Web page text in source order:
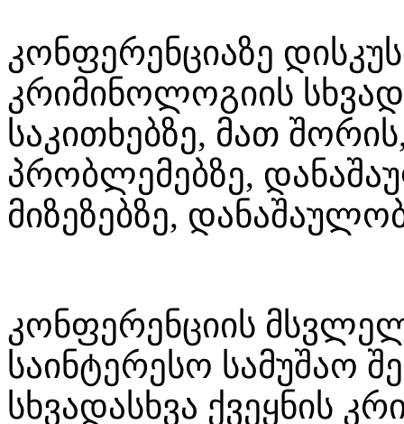
კონფერენციაზე
კრიმინოლოგიის
საკითხებზე, მათ
პრობლემებზე,
მიზეზებზე,
კონფერენციის
საინტერესო სამუშაო
სხვადასხვა ქვეყნის